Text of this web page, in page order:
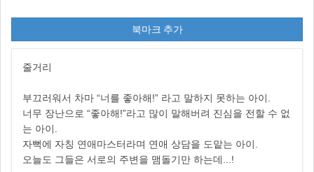
북마크 추가
줄거리
부끄러워서 차마 “너를 좋아해!” 라고 말하지 못하는 아이.
너무 장난으로 “좋아해!”라고 많이 말해버려 진심을 전할 수 없
는 아이.
자뻑에 자칭 연애마스터라며 연애 상담을 도맡는 아이.
오늘도 그들은 서로의 주변을 맴돌기만 하는데...!